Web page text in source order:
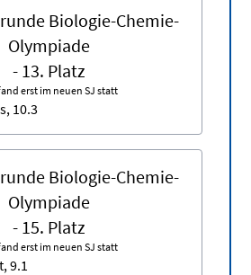
Biologie-Chemie-
Olympiade
- 13. Platz
erst im neuen SJ statt
10.3
Biologie-Chemie-
Olympiade
- 15. Platz
erst im neuen SJ statt
9.1